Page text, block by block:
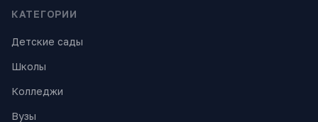
КАТЕГОРИИ
Детские сады
Школы
Колледжи
Вузы